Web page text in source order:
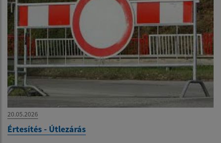
20.05.2026
Értesítés - Útlezárás